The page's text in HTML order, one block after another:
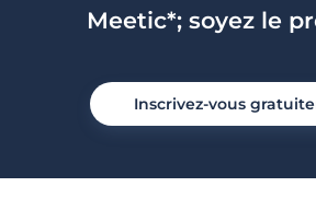
Meetic*; soyez le
Inscrivez-vous